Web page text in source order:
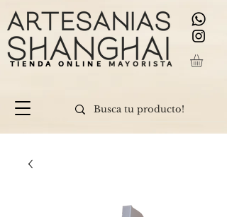
TIENDA ONLINEMAYORISTA